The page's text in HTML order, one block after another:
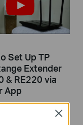
Set Up TP
Extender
& RE220 via
App
The videos will walk you through the process for setting up a TP-Link Range Extender.
Close